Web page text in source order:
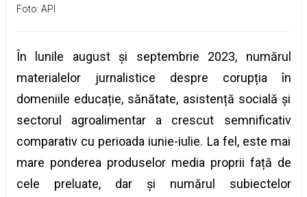
Foto: API
În lunile august și septembrie 2023, numărul
materialelor jurnalistice despre corupția în
domeniile educație, sănătate, asistență socială și
sectorul agroalimentar a crescut semnificativ
comparativ cu perioada iunie-iulie. La fel, este mai
mare ponderea produselor media proprii față de
cele preluate, dar și numărul subiectelor